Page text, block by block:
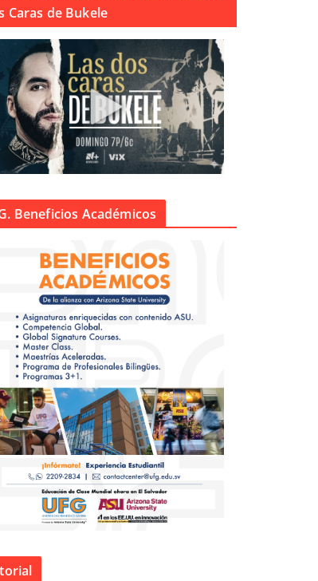
Caras de Bukele
Beneficios Académicos